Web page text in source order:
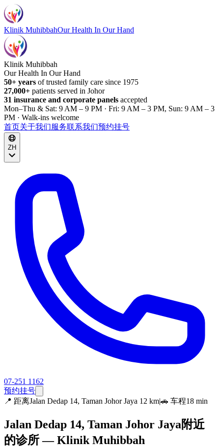
Klinik MuhibbahOur Health In Our Hand
Klinik Muhibbah
Our Health In Our Hand
50+ years of trusted family care since 1975
27,000+ patients served in Johor
31 insurance and corporate panels accepted
Mon–Thu & Sat: 9 AM – 9 PM · Fri: 9 AM – 3 PM, Sun: 9 AM – 3
PM · Walk-ins welcome
首页关于我们服务联系我们预约挂号
ZH
07-251 1162
预约挂号
📍 距离Jalan Dedap 14, Taman Johor Jaya 12 km|🚗 车程18 min
Jalan Dedap 14, Taman Johor Jaya附近
的诊所 — Klinik Muhibbah